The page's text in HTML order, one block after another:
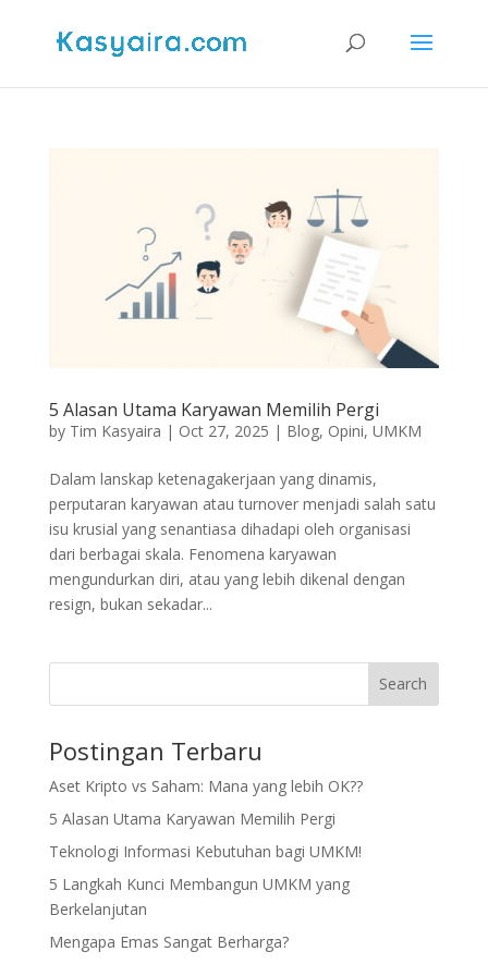
5 Alasan Utama Karyawan Memilih Pergi
by Tim Kasyaira | Oct 27, 2025 | Blog, Opini, UMKM
Dalam lanskap ketenagakerjaan yang dinamis,
perputaran karyawan atau turnover menjadi salah satu
isu krusial yang senantiasa dihadapi oleh organisasi
dari berbagai skala. Fenomena karyawan
mengundurkan diri, atau yang lebih dikenal dengan
resign, bukan sekadar...
Search
Postingan Terbaru
Aset Kripto vs Saham: Mana yang lebih OK??
5 Alasan Utama Karyawan Memilih Pergi
Teknologi Informasi Kebutuhan bagi UMKM!
5 Langkah Kunci Membangun UMKM yang
Berkelanjutan
Mengapa Emas Sangat Berharga?